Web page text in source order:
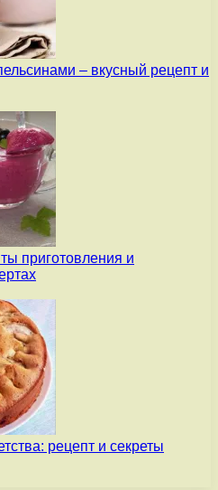
– вкусный рецепт и
приготовления и
рецепт и секреты